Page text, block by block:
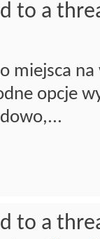
to a
miejsca
opcje
to a